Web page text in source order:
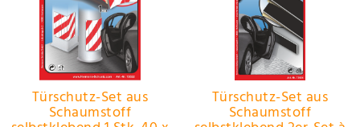
Türschutz-Set aus
Schaumstoff
Türschutz-Set aus
Schaumstoff